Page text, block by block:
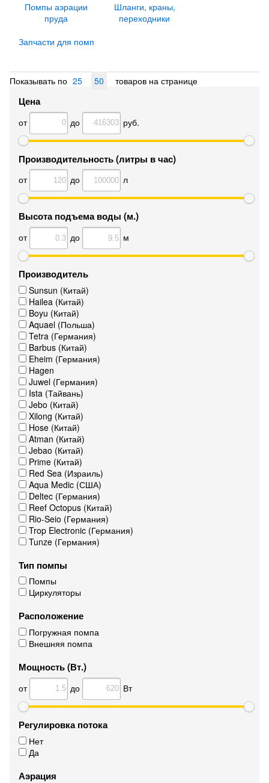
Помпы аэрации
пруда
Шланги, краны,
переходники
Запчасти для помп
Показывать по 25 50 товаров на странице
Цена
от до руб.
Производительность (литры в час)
от до л
Высота подъема воды (м.)
от до м
Производитель
Sunsun (Китай)
Hailea (Китай)
Boyu (Китай)
Aquael (Польша)
Tetra (Германия)
Barbus (Китай)
Eheim (Германия)
Hagen
Juwel (Германия)
Ista (Тайвань)
Jebo (Китай)
Xilong (Китай)
Hose (Китай)
Atman (Китай)
Jebao (Китай)
Prime (Китай)
Red Sea (Израиль)
Aqua Medic (США)
Deltec (Германия)
Reef Octopus (Китай)
Rio-Seio (Германия)
Trop Electronic (Германия)
Tunze (Германия)
Тип помпы
Помпы
Циркуляторы
Расположение
Погружная помпа
Внешняя помпа
Мощность (Вт.)
от до Вт
Регулировка потока
Нет
Да
Аэрация